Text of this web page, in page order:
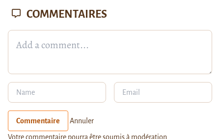
COMMENTAIRES
Commentaire Annuler
Votre commentaire pourra être soumis à modération.